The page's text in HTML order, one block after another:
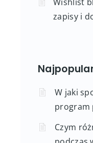
zapisy i
W jaki
program
Czym